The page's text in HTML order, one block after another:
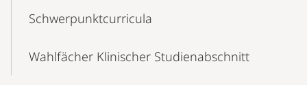
Schwerpunktcurricula
Wahlfächer Klinischer Studienabschnitt